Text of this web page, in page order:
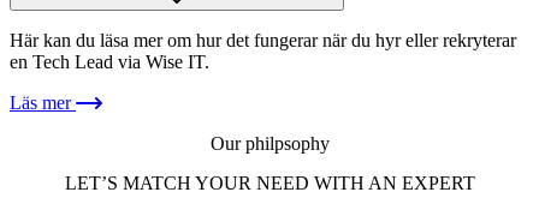
Här kan du läsa mer om hur det fungerar när du hyr eller rekryterar
en Tech Lead via Wise IT.
Läs mer
Our philpsophy
LET’S MATCH YOUR NEED WITH AN EXPERT